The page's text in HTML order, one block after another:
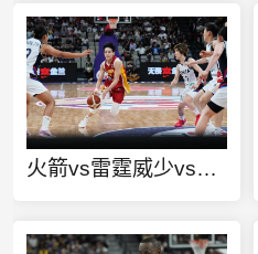
火箭vs雷霆威少vs哈登